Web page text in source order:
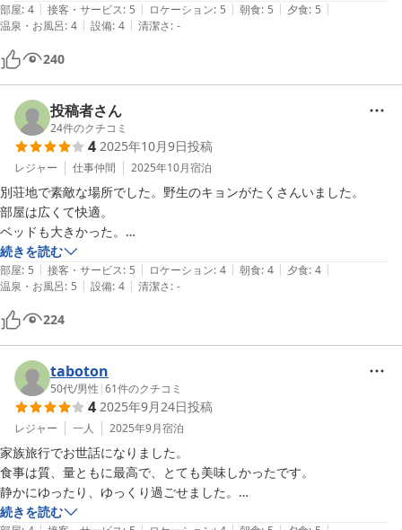
食事もとても美味しく大満足です。
唯一残念だったのが、お部屋のトイレの臭いが気になった所ですが、そ
の残念なところが不満点にならないくらい他の所が良く、総合評価を5
点にさせていただきました。
いつかまた利用させていただきたいと思います。
ありがとうございました。
部屋: 4 | 接客・サービス: 5 | ロケーション: 5 | 朝食: 5 | 夕食: 5 |
温泉・お風呂: 4 | 設備: 4 | 清潔さ: -
240
投稿者さん
24件のクチコミ
4 2025年10月9日投稿
レジャー 仕事仲間 2025年10月宿泊
別荘地で素敵な場所でした。野生のキョンがたくさんいました。
部屋は広くて快適。
ベッドも大きかった。
温泉も広くて快適。
露天風呂からも外をキョンが歩いてるのを何度も見ました。
小さい鹿みたいで可愛い。
病気とかあるかもしれないから触っちゃダメとのこと。
料理は特段豪華というわけではない。
お刺身が4種くらいで、他の房総の温泉宿だともっと沢山あって舟盛り
で出ることが多いので少なく感じた。
鮑とキンメがメインて感じだったのかも。
全員お食事処で個室のようなので、個室がいい人にはいいかも。
総じて満足。
続きを読む
部屋: 5 | 接客・サービス: 5 | ロケーション: 4 | 朝食: 4 | 夕食: 4 |
温泉・お風呂: 5 | 設備: 4 | 清潔さ: -
224
taboton
50代/男性 |61件のクチコミ
4 2025年9月24日投稿
レジャー 一人 2025年9月宿泊
家族旅行でお世話になりました。
食事は質、量ともに最高で、とても美味しかったです。
静かにゆったり、ゆっくり過ごせました。
スタッフにも優しくご対応いただきありがとうございました。
続きを読む